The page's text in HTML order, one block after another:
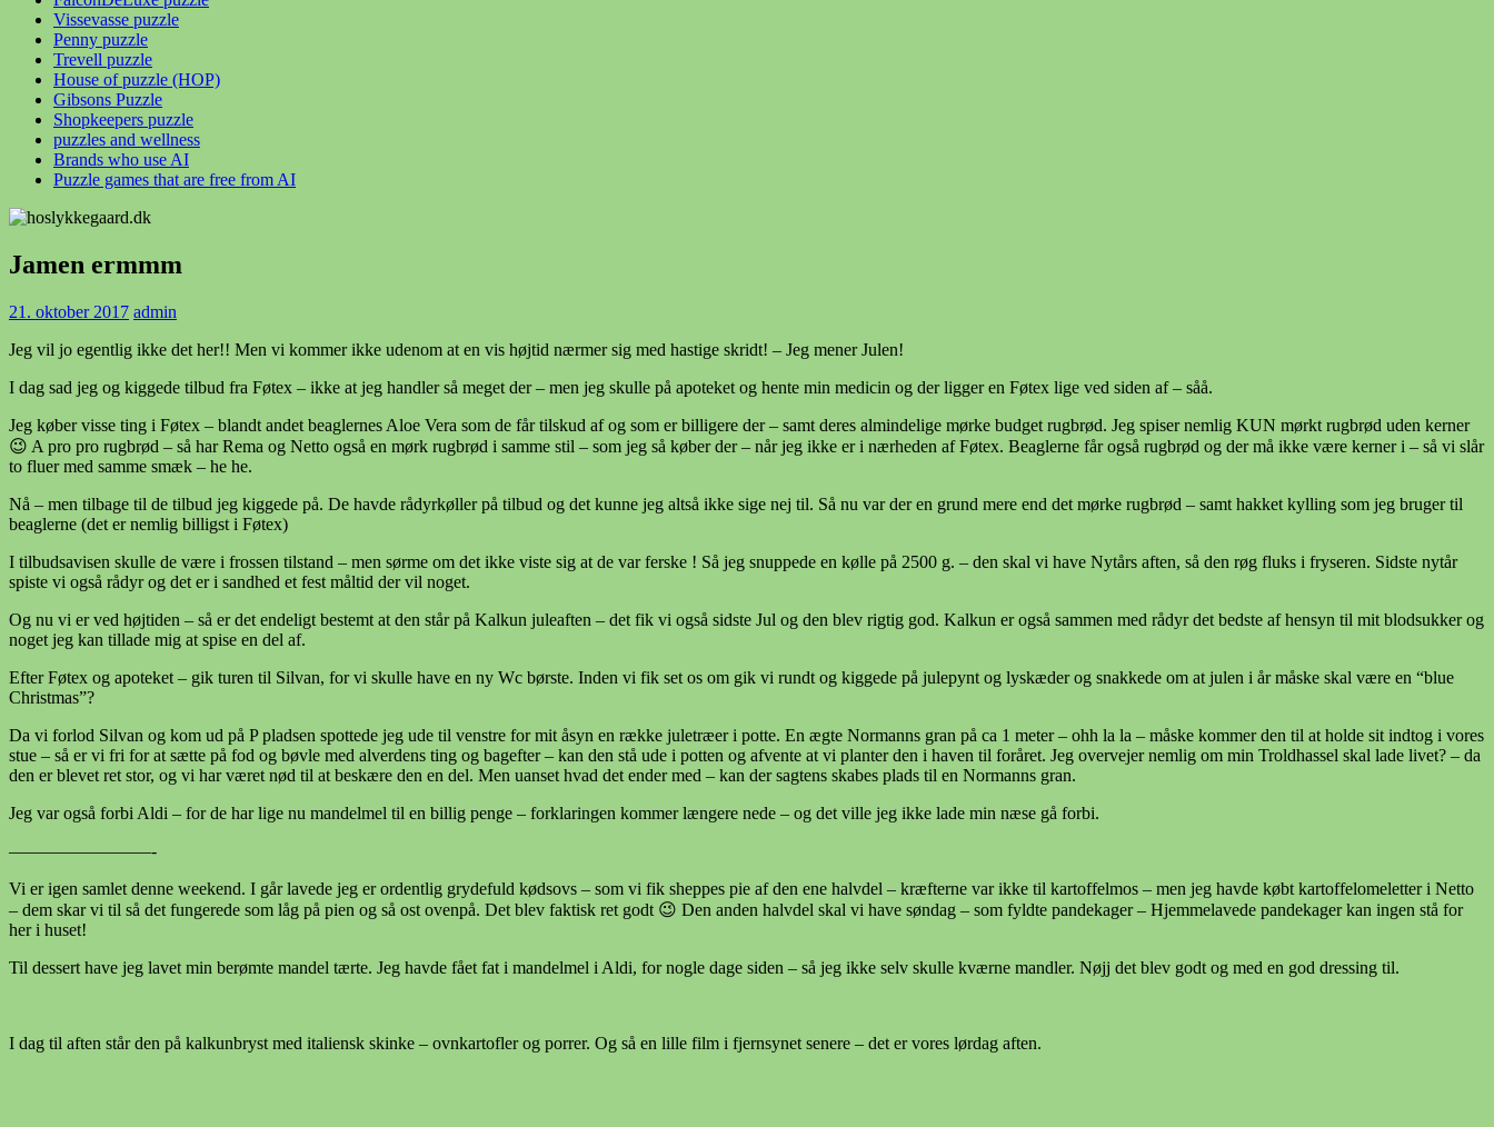
Vissevasse puzzle
Penny puzzle
Trevell puzzle
House of puzzle (HOP)
Gibsons Puzzle
Shopkeepers puzzle
puzzles and wellness
Brands who use AI
Puzzle games that are free from AI
Jamen ermmm
21. oktober 2017 admin
Jeg vil jo egentlig ikke det her!! Men vi kommer ikke udenom at en vis højtid nærmer sig med hastige skridt! – Jeg mener Julen!
I dag sad jeg og kiggede tilbud fra Føtex – ikke at jeg handler så meget der – men jeg skulle på apoteket og hente min medicin og der ligger en Føtex lige ved siden af – såå.
Jeg køber visse ting i Føtex – blandt andet beaglernes Aloe Vera som de får tilskud af og som er billigere der – samt deres almindelige mørke budget rugbrød. Jeg spiser nemlig KUN mørkt rugbrød uden kerner
😉 A pro pro rugbrød – så har Rema og Netto også en mørk rugbrød i samme stil – som jeg så køber der – når jeg ikke er i nærheden af Føtex. Beaglerne får også rugbrød og der må ikke være kerner i – så vi slår
to fluer med samme smæk – he he.
Nå – men tilbage til de tilbud jeg kiggede på. De havde rådyrkøller på tilbud og det kunne jeg altså ikke sige nej til. Så nu var der en grund mere end det mørke rugbrød – samt hakket kylling som jeg bruger til
beaglerne (det er nemlig billigst i Føtex)
I tilbudsavisen skulle de være i frossen tilstand – men sørme om det ikke viste sig at de var ferske ! Så jeg snuppede en kølle på 2500 g. – den skal vi have Nytårs aften, så den røg fluks i fryseren. Sidste nytår
spiste vi også rådyr og det er i sandhed et fest måltid der vil noget.
Og nu vi er ved højtiden – så er det endeligt bestemt at den står på Kalkun juleaften – det fik vi også sidste Jul og den blev rigtig god. Kalkun er også sammen med rådyr det bedste af hensyn til mit blodsukker og
noget jeg kan tillade mig at spise en del af.
Efter Føtex og apoteket – gik turen til Silvan, for vi skulle have en ny Wc børste. Inden vi fik set os om gik vi rundt og kiggede på julepynt og lyskæder og snakkede om at julen i år måske skal være en “blue
Christmas”?
Da vi forlod Silvan og kom ud på P pladsen spottede jeg ude til venstre for mit åsyn en række juletræer i potte. En ægte Normanns gran på ca 1 meter – ohh la la – måske kommer den til at holde sit indtog i vores
stue – så er vi fri for at sætte på fod og bøvle med alverdens ting og bagefter – kan den stå ude i potten og afvente at vi planter den i haven til foråret. Jeg overvejer nemlig om min Troldhassel skal lade livet? – da
den er blevet ret stor, og vi har været nød til at beskære den en del. Men uanset hvad det ender med – kan der sagtens skabes plads til en Normanns gran.
Jeg var også forbi Aldi – for de har lige nu mandelmel til en billig penge – forklaringen kommer længere nede – og det ville jeg ikke lade min næse gå forbi.
————————-
Vi er igen samlet denne weekend. I går lavede jeg er ordentlig grydefuld kødsovs – som vi fik sheppes pie af den ene halvdel – kræfterne var ikke til kartoffelmos – men jeg havde købt kartoffelomeletter i Netto
– dem skar vi til så det fungerede som låg på pien og så ost ovenpå. Det blev faktisk ret godt 😉 Den anden halvdel skal vi have søndag – som fyldte pandekager – Hjemmelavede pandekager kan ingen stå for
her i huset!
Til dessert have jeg lavet min berømte mandel tærte. Jeg havde fået fat i mandelmel i Aldi, for nogle dage siden – så jeg ikke selv skulle kværne mandler. Nøjj det blev godt og med en god dressing til.
I dag til aften står den på kalkunbryst med italiensk skinke – ovnkartofler og porrer. Og så en lille film i fjernsynet senere – det er vores lørdag aften.